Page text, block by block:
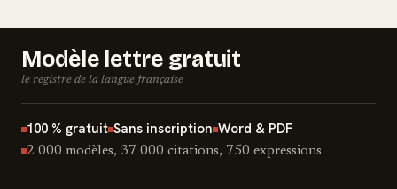
Modèle lettre gratuit
le registre de la langue française
100 % gratuit Sans inscription Word & PDF
2 000 modèles, 37 000 citations, 750 expressions